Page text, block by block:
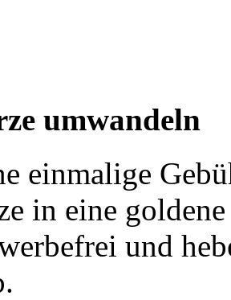
umwandeln
einmalige
in eine
und